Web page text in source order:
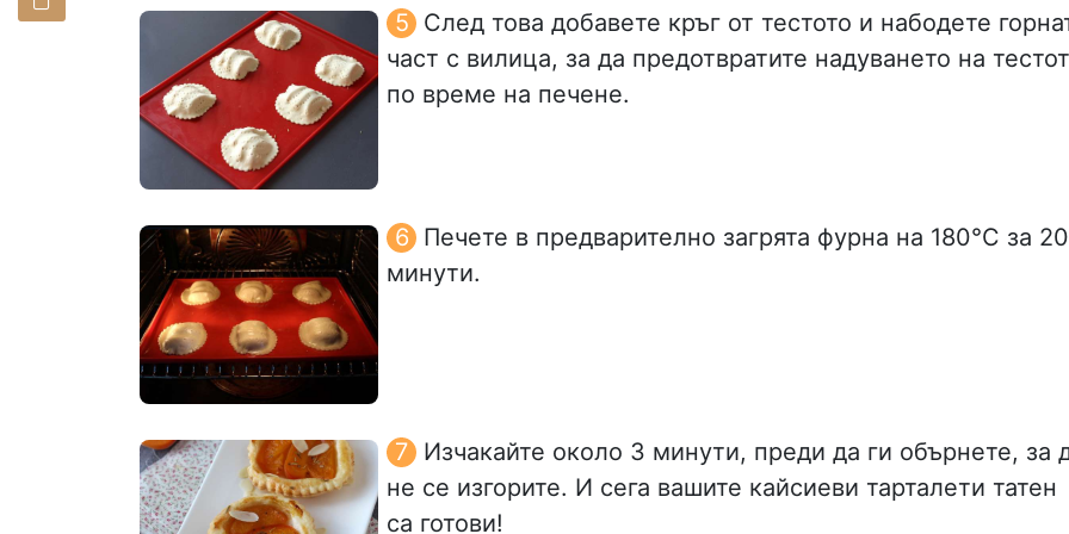
След това добавете кръг от тестото и набодете
част с вилица, за да предотвратите надуването на
по време на печене.
Печете в предварително загрята фурна на 180°C за 20
минути.
Изчакайте около 3 минути, преди да ги обърнете, за
не се изгорите. И сега вашите кайсиеви тарталети татен
са готови!